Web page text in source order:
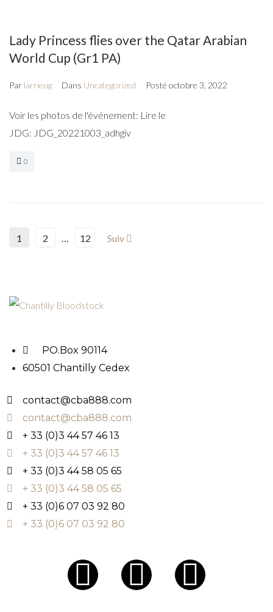
Lady Princess flies over the Qatar Arabian
World Cup (Gr1 PA)
Par larrieug Dans Uncategorized Posté octobre 3, 2022
Voir les photos de l'événement: Lire le
JDG: JDG_20221003_adhgiv
0
1 2 … 12 Suiv
PO.Box 90114
60501 Chantilly Cedex
contact@cba888.com
contact@cba888.com
+ 33 (0)3 44 57 46 13
+ 33 (0)3 44 57 46 13
+ 33 (0)3 44 58 05 65
+ 33 (0)3 44 58 05 65
+ 33 (0)6 07 03 92 80
+ 33 (0)6 07 03 92 80